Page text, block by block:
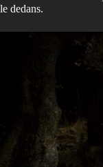
le dedans.